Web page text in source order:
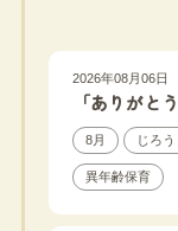
2026年08月06日
「ありがと
8月 じろ
異年齢保育